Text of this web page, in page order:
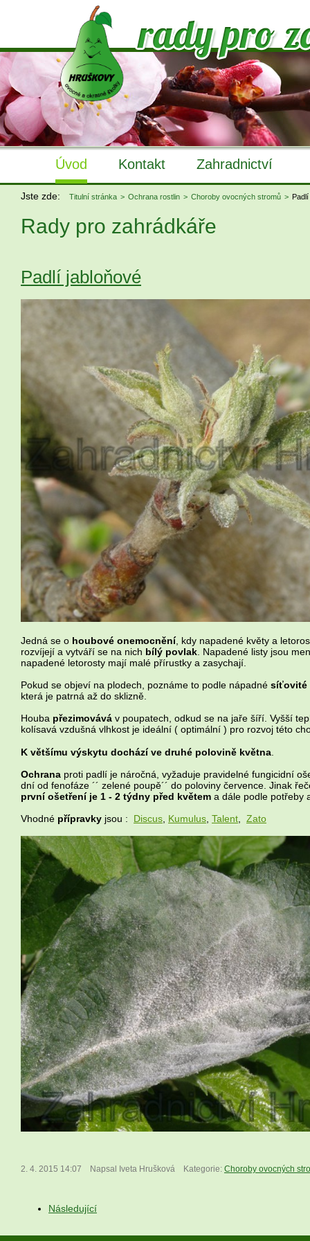
Rady pro zahrádkáře
Padlí jabloňové
Jedná se o houbové onemocnění, kdy napadené květy a
rozvíjejí a vytváří se na nich bílý povlak. Napadené listy jsou
napadené letorosty mají malé přírustky a zasychají.
Pokud se objeví na plodech, poznáme to podle nápadné síťovité
která je patrná až do sklizně.
Houba přezimovává v poupatech, odkud se na jaře šíří. Vyšší
kolísavá vzdušná vlhkost je ideální ( optimální ) pro rozvoj této
K většímu výskytu dochází ve druhé polovině května
Ochrana proti padlí je náročná, vyžaduje pravidelné fungicidní
dní od fenofáze ´´ zelené poupě´´ do poloviny července. Jinak
první ošetření je 1 - 2 týdny před květem a dále podle potřeby
Vhodné přípravky jsou : Discus Kumulus Talent Zato
2. 4. 2015 14:07 Napsal Iveta Hrušková Kategorie: Choroby ovocných
Následující
Jste zde: Titulní stránka Ochrana rostlin Choroby ovocných stromů
Úvod Kontakt Zahradnictví